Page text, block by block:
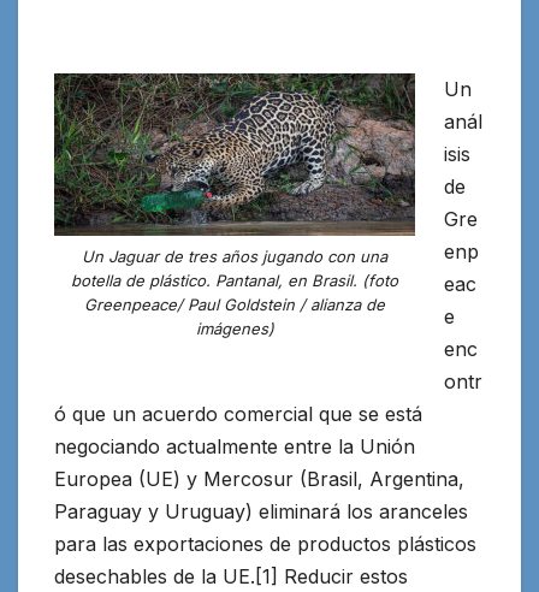
Un Jaguar de tres años jugando con una
botella de plástico. Pantanal, en Brasil. (foto
Greenpeace/ Paul Goldstein / alianza de
imágenes)
Un
anál
isis
de
Gre
enp
eac
e
enc
ontr
ó que un acuerdo comercial que se está
negociando actualmente entre la Unión
Europea (UE) y Mercosur (Brasil, Argentina,
Paraguay y Uruguay) eliminará los aranceles
para las exportaciones de productos plásticos
desechables de la UE.[1] Reducir estos